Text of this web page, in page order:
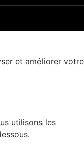
et améliorer votre
utilisons les